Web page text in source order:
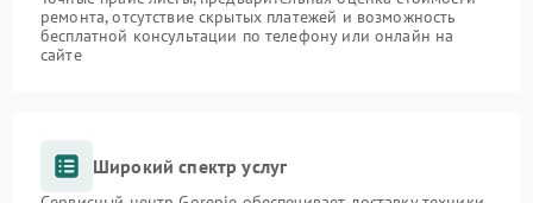
ремонта, отсутствие скрытых платежей и возможность
бесплатной консультации по телефону или онлайн на
сайте
Широкий спектр услуг